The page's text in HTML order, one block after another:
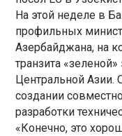
На этой неделе в
профильных
Азербайджана, на
транзита
Центральной Азии.
создании
разработки
«Конечно, это